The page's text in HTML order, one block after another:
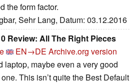
the form factor.
Sehr Lang, Datum: 03.12.2016
Review: All The Right Pieces
EN→DE Archive.org version
laptop, maybe even a very good
This isn’t quite the Best Default